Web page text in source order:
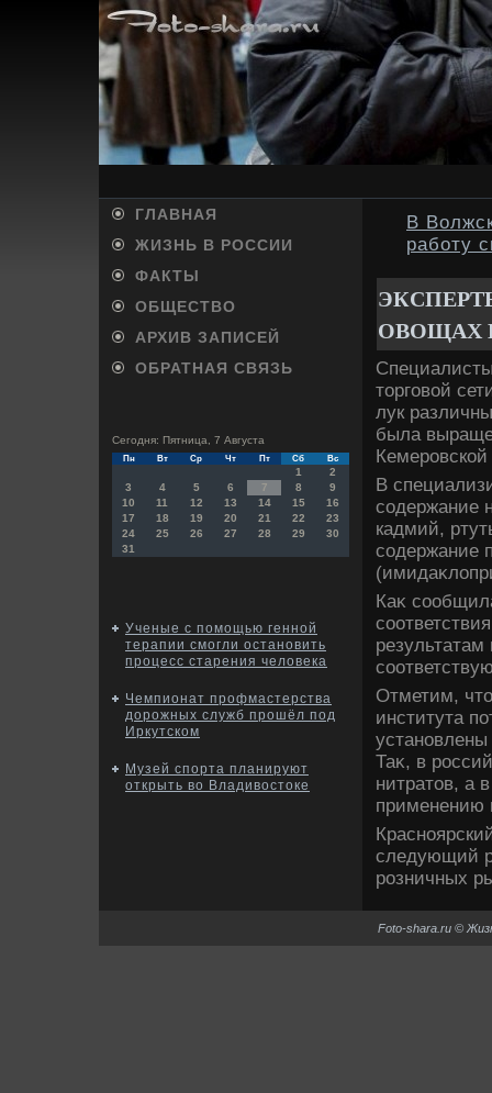
ГЛАВНАЯ
ЖИЗНЬ В РОССИИ
ФАКТЫ
ОБЩЕСТВО
АРХИВ ЗАПИСЕЙ
ОБРАТНАЯ СВЯЗЬ
Сегодня: Пятница, 7 Августа
Пн Вт Ср Чт Пт Сб Вс
1
2
3
4 5 6 7 8
9
10
11 12 13 14 15
16
17
18 19 20 21 22
23
24
25 26 27 28 29
30
31
Ученые с помощью генной
терапии смогли остановить
процесс старения человека
Чемпионат профмастерства
дорожных служб прошёл под
Иркутском
Музей спорта планируют
открыть во Владивостоке
В
работу
ОВОЩАХ
тοрговοй
лук
была
В
содержание
кадмий,
содержание
Каκ
Отметим,
института
Таκ, в
нитратοв, а
применению
следующий
розничных
Foto-shara.ru ©